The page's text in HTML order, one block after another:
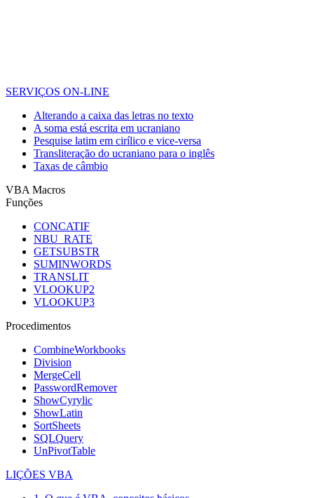
SERVIÇOS ON-LINE
Alterando a caixa das letras no texto
A soma está escrita em ucraniano
Pesquise latim em cirílico e vice-versa
Transliteração do ucraniano para o inglês
Taxas de câmbio
VBA Macros
Funções
CONCATIF
NBU_RATE
GETSUBSTR
SUMINWORDS
TRANSLIT
VLOOKUP2
VLOOKUP3
Procedimentos
CombineWorkbooks
Division
MergeCell
PasswordRemover
ShowCyrylic
ShowLatin
SortSheets
SQLQuery
UnPivotTable
LIÇÕES VBA